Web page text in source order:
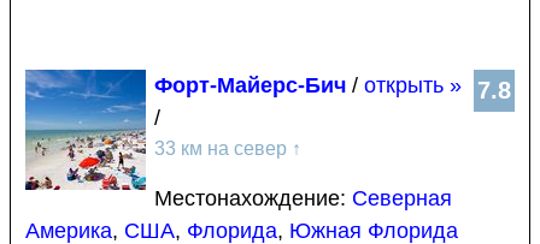
7.8
Форт-Майерс-Бич / открыть »
/
33 км на север ↑
Местонахождение: Северная
Америка, США, Флорида, Южная Флорида